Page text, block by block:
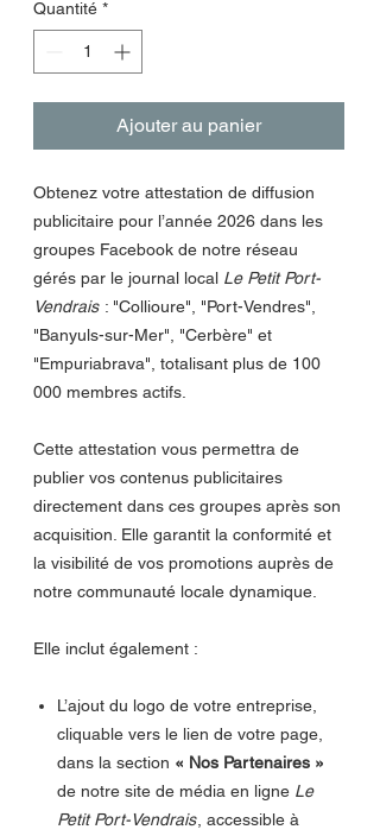
Quantité *
Ajouter au panier
Obtenez votre attestation de diffusion
publicitaire pour l’année 2026 dans les
groupes Facebook de notre réseau
gérés par le journal local Le Petit Port-
Vendrais : "Collioure", "Port-Vendres",
"Banyuls-sur-Mer", "Cerbère" et
"Empuriabrava", totalisant plus de 100
000 membres actifs.
Cette attestation vous permettra de
publier vos contenus publicitaires
directement dans ces groupes après son
acquisition. Elle garantit la conformité et
la visibilité de vos promotions auprès de
notre communauté locale dynamique.
Elle inclut également :
L’ajout du logo de votre entreprise,
cliquable vers le lien de votre page,
dans la section « Nos Partenaires »
de notre site de média en ligne Le
Petit Port-Vendrais , accessible à